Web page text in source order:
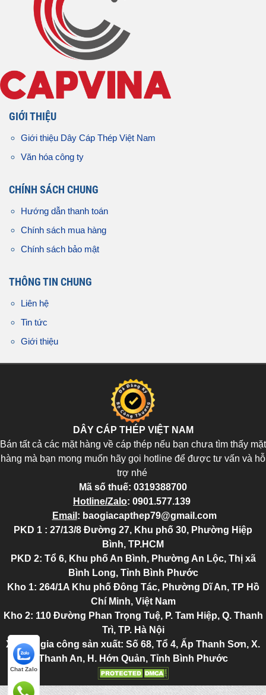
GIỚI THIỆU
Giới thiệu Dây Cáp Thép Việt Nam
Văn hóa công ty
CHÍNH SÁCH CHUNG
Hướng dẫn thanh toán
Chính sách mua hàng
Chính sách bảo mật
THÔNG TIN CHUNG
Liên hệ
Tin tức
Giới thiệu
DÂY CÁP THÉP VIỆT NAM
Bán tất cả các mặt hàng về cáp thép nếu bạn chưa tìm thấy mặt
hàng mà bạn mong muốn hãy gọi hotline để được tư vấn và hỗ
trợ nhé
Mã số thuế: 0319388700
Hotline/Zalo: 0901.577.139
Email : baogiacapthep79@gmail.com
PKD 1 : 27/13/8 Đường 27, Khu phố 30, Phường Hiệp
Bình, TP.HCM
PKD 2: Tổ 6, Khu phố An Bình, Phường An Lộc, Thị xã
Bình Long, Tỉnh Bình Phước
Kho 1: 264/1A Khu phố Đông Tác, Phường Dĩ An, TP Hồ
Chí Minh, Việt Nam
Kho 2: 110 Đường Phan Trọng Tuệ, P. Tam Hiệp, Q. Thanh
Trì, TP. Hà Nội
Xưởng gia công sản xuất: Số 68, Tổ 4, Ấp Thanh Sơn, X.
Thanh An, H. Hớn Quản, Tỉnh Bình Phước
Chat Zalo